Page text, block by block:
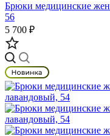
Брюки медицинские
56
5 700 ₽